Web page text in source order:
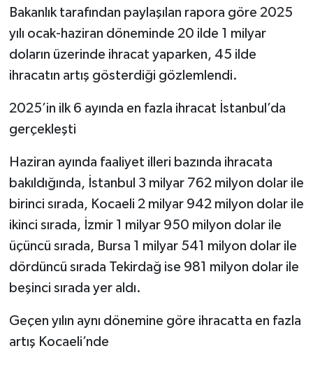
Bakanlık tarafından paylaşılan rapora göre 2025
yılı ocak-haziran döneminde 20 ilde 1 milyar
doların üzerinde ihracat yaparken, 45 ilde
ihracatın artış gösterdiği gözlemlendi.
2025’in ilk 6 ayında en fazla ihracat İstanbul’da
gerçekleşti
Haziran ayında faaliyet illeri bazında ihracata
bakıldığında, İstanbul 3 milyar 762 milyon dolar ile
birinci sırada, Kocaeli 2 milyar 942 milyon dolar ile
ikinci sırada, İzmir 1 milyar 950 milyon dolar ile
üçüncü sırada, Bursa 1 milyar 541 milyon dolar ile
dördüncü sırada Tekirdağ ise 981 milyon dolar ile
beşinci sırada yer aldı.
Geçen yılın aynı dönemine göre ihracatta en fazla
artış Kocaeli’nde